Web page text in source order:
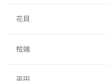
花貝
桧端